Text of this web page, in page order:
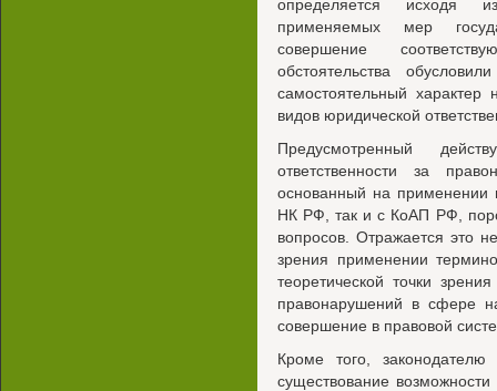
определяется исходя
применяемых мер
совершение
обстоятельства
самостоятельный характер
видов юридической
Предусмотренный
ответственности за
основанный на применении
НК РФ, так и с КоАП РФ,
вопросов. Отражается это
зрения применении
теоретической точки
правонарушений в сфере
совершение в правовой
Кроме того,
существование